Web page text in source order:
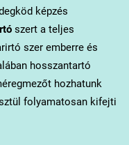
képzés
szert a teljes
szer emberre és
hosszantartó
hozhatunk
folyamatosan kifejti